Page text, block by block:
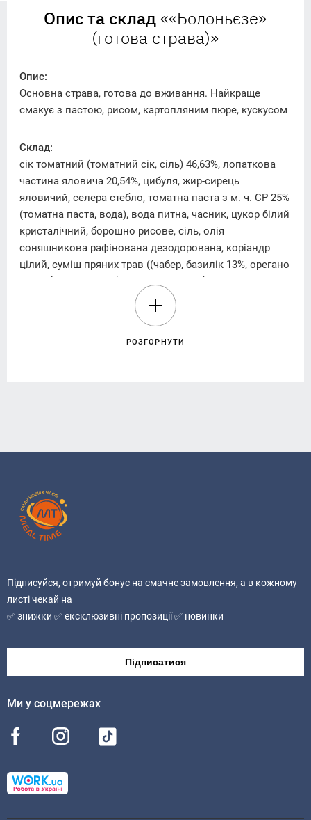
Опис та склад««Болоньєзе»
(готова страва)»
Опис:
Основна страва, готова до вживання. Найкраще
смакує з пастою, рисом, картопляним пюре, кускусом
Склад:
сік томатний (томатний сік, сіль) 46,63%, лопаткова
частина яловича 20,54%, цибуля, жир-сирець
яловичий, селера стебло, томатна паста з м. ч. СР 25%
(томатна паста, вода), вода питна, часник, цукор білий
кристалічний, борошно рисове, сіль, олія
соняшникова рафінована дезодорована, коріандр
цілий, суміш пряних трав ((чабер, базилік 13%, орегано
коріандр, часник, гібіскус, паприка, перець чилі),
орегано, перець чорний мелений, перець чилі
вуглеводи – 4,69 g(г), у тому числі цукри – 3,29 g(г);
Алергени:
продукт містить селеру. Може містити сліди яєчних,
молочних, соєвих продуктів, риби, горіхів, арахісу,
Без ГМО
РОЗГОРНУТИ
Підписуйся, отримуй бонус на смачне замовлення, а в кожному
листі чекай на
✅ знижки ✅ ексклюзивні пропозиції ✅ новинки
Підписатися
Ми у соцмережах